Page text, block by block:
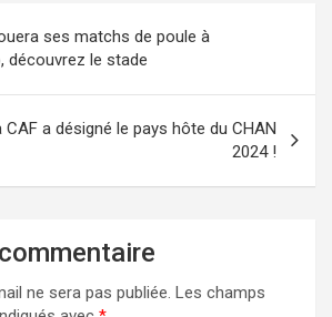
ses matchs de poule à
découvrez le stade
CAF a désigné le pays hôte du CHAN
2024 !
ne sera pas publiée. Les champs